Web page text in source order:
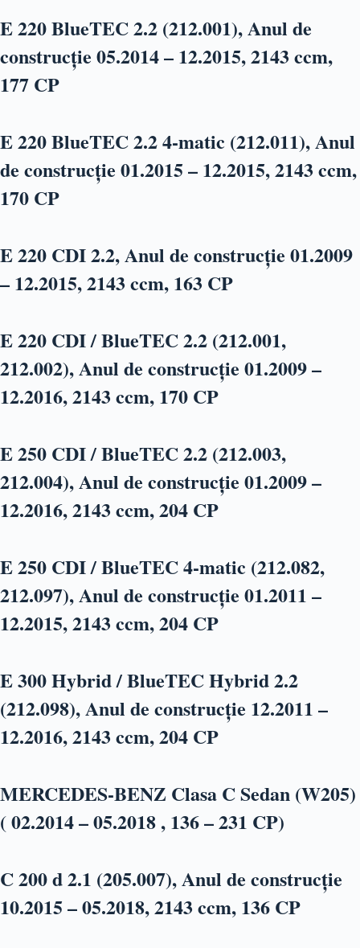
E 220 BlueTEC 2.2 (212.001), Anul de
construcție 05.2014 – 12.2015, 2143 ccm,
177 CP
E 220 BlueTEC 2.2 4-matic (212.011), Anul
de construcție 01.2015 – 12.2015, 2143 ccm,
170 CP
E 220 CDI 2.2, Anul de construcție 01.2009
– 12.2015, 2143 ccm, 163 CP
E 220 CDI / BlueTEC 2.2 (212.001,
212.002), Anul de construcție 01.2009 –
12.2016, 2143 ccm, 170 CP
E 250 CDI / BlueTEC 2.2 (212.003,
212.004), Anul de construcție 01.2009 –
12.2016, 2143 ccm, 204 CP
E 250 CDI / BlueTEC 4-matic (212.082,
212.097), Anul de construcție 01.2011 –
12.2015, 2143 ccm, 204 CP
E 300 Hybrid / BlueTEC Hybrid 2.2
(212.098), Anul de construcție 12.2011 –
12.2016, 2143 ccm, 204 CP
MERCEDES-BENZ Clasa C Sedan (W205)
( 02.2014 – 05.2018 , 136 – 231 CP)
C 200 d 2.1 (205.007), Anul de construcție
10.2015 – 05.2018, 2143 ccm, 136 CP